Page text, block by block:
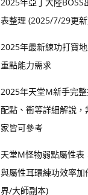
表整理 (2025/7/29更
2025年最新練功打寶
重點能力需求
2025年天堂M新手完整
配點、衝等詳細解說，
家皆可參考
天堂M怪物弱點屬性表
與屬性耳環練功效率
界/大師副本)